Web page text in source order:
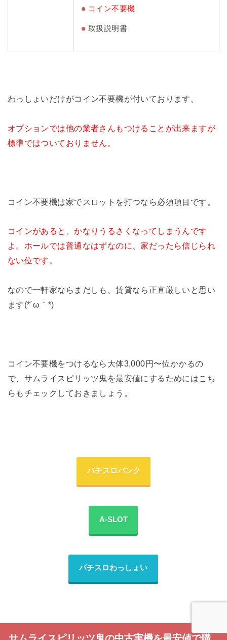
コイン不要機
取扱説明書
わっしょいだけがコイン不要機が付いております。
オプションでは他の業者さんもつけることが出来ますが
標準ではついておりません。
コイン不要機は家でスロットを打つなら必須項目です。
コインがあると、かなりうるさくなってしまうんです
よ。ホールでは普通なはずなのに、家だったら信じられ
ない位です。
なので一軒家ならまだしも、賃貸なら正直厳しいと思い
ます(*´ω｀*)
コイン不要機をつけるなら大体3,000円〜位かかるの
で、サムライスピリッツ鬼を最安値にするためにはこち
らもチェックしておきましょう。
パチスロバンク
A-SLOT
パチスロわっしょい